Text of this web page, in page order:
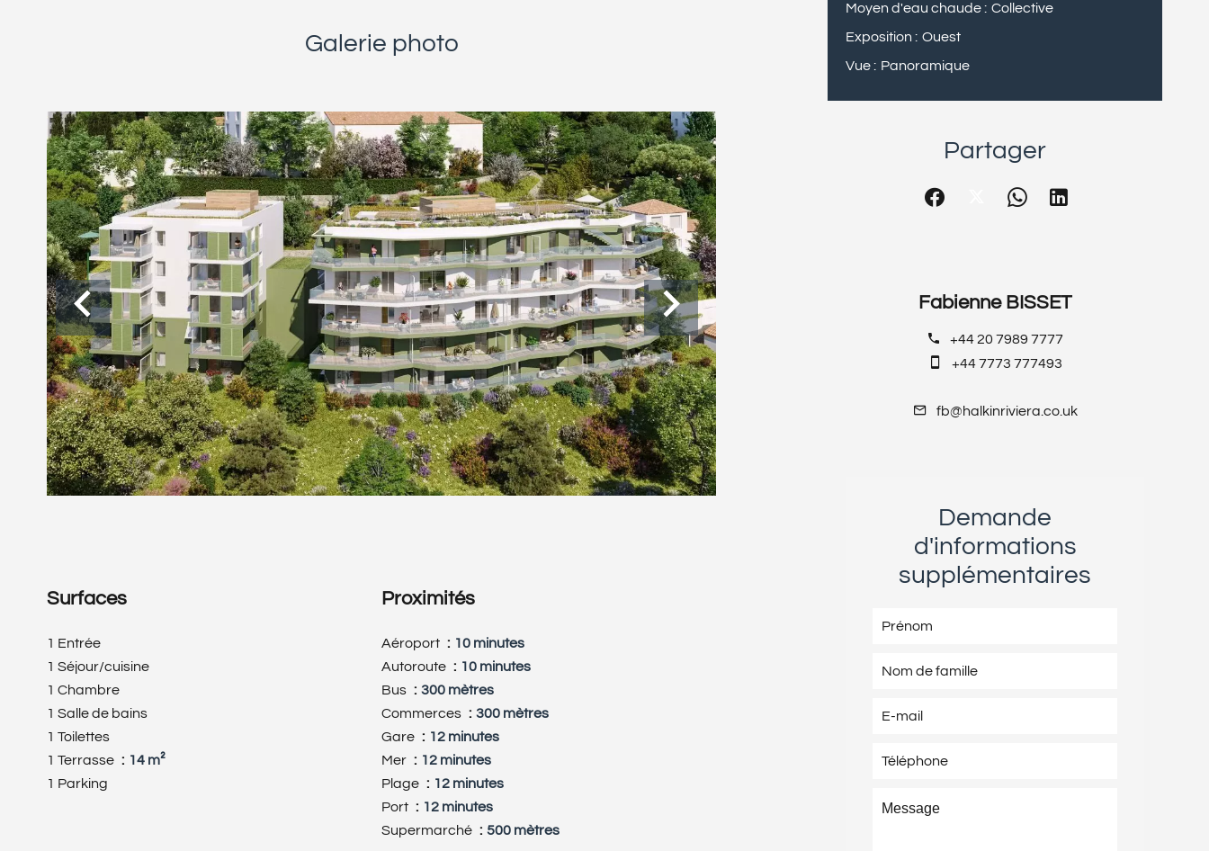
Galerie photo
Surfaces
1 Entrée
1 Séjour/cuisine
1 Chambre
1 Salle de bains
1 Toilettes
1 Terrasse
14 m²
1 Parking
Proximités
Aéroport
10 minutes
Autoroute
10 minutes
Bus
300 mètres
Commerces
300 mètres
Gare
12 minutes
Mer
12 minutes
Plage
12 minutes
Port
12 minutes
Supermarché
500 mètres
Moyen d'eau chaude
Collective
Exposition
Ouest
Vue
Panoramique
Partager
Fabienne BISSET
+44 20 7989 7777
+44 7773 777493
fb@halkinriviera.co.uk
Demande
d'informations
supplémentaires